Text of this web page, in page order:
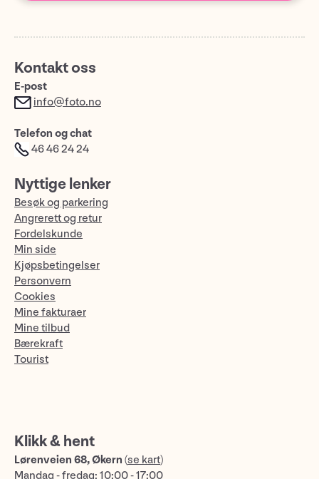
Kontakt oss
E-post
info@foto.no
Telefon og chat
46 46 24 24
Nyttige lenker
Besøk og parkering
Angrerett og retur
Fordelskunde
Min side
Kjøpsbetingelser
Personvern
Cookies
Mine fakturaer
Mine tilbud
Bærekraft
Tourist
Klikk & hent
Lørenveien 68, Økern (se kart)
Mandag - fredag: 10:00 - 17:00